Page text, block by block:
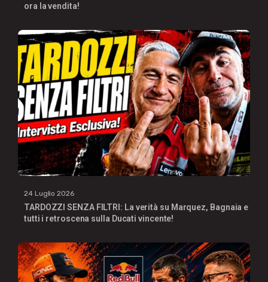
ora la vendita!
24 Luglio 2026
TARDOZZI SENZA FILTRI: La verità su Marquez, Bagnaia e
tutti i retroscena sulla Ducati vincente!